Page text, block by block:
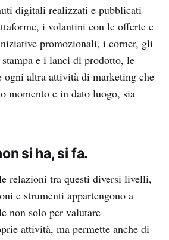
digitali realizzati e pubblicati
i volantini con le offerte e
promozionali, i corner, gli
e i lanci di prodotto, le
ogni altra attività di marketing che
momento e in dato luogo, sia
si ha, si fa.
relazioni tra questi diversi livelli,
e strumenti appartengono a
non solo per valutare
attività, ma permette anche di